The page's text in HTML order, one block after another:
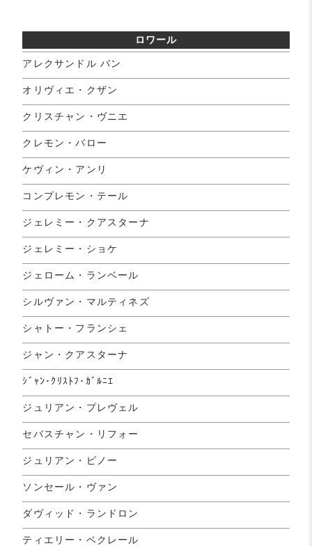
ロワール
アレクサンドル バン
オリヴィエ・クザン
クリスチャン・ヴニエ
クレモン・バロー
ケヴィン・アンリ
コンプレモン・テール
ジェレミー・クアスターナ
ジェレミー・ショケ
ジェローム・ランベール
シルヴァン・マルティネズ
シャトー・フランシェ
ジャン・クアスターナ
ｼﾞｬﾝ･ｸﾘｽﾄﾌ･ｶﾞﾙﾆｴ
ジュリアン・プレヴェル
セバスチャン・リフォー
ジュリアン・ピノー
ソンセール・ヴァン
ダヴィッド・ランドロン
ティエリー・ベクレール